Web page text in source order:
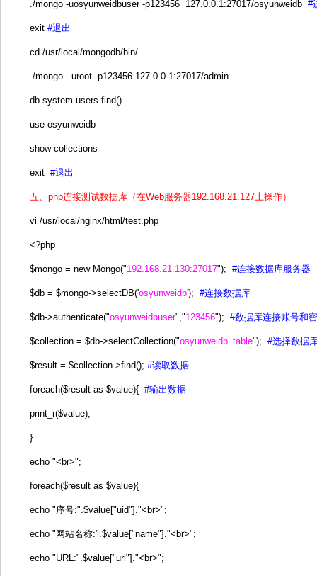
./mongo -uosyunweidbuser -p123456 127.0.0.1:27017/osyunweidb #
exit #退出
cd /usr/local/mongodb/bin/
./mongo -uroot -p123456 127.0.0.1:27017/admin
db.system.users.find()
use osyunweidb
show collections
exit #退出
五、php连接测试数据库（在Web服务器192.168.21.127上操作）
vi /usr/local/nginx/html/test.php
<?php
$mongo = new Mongo("192.168.21.130:27017"); #连接数据库服务器
$db = $mongo->selectDB('osyunweidb'); #连接数据库
$db->authenticate("osyunweidbuser","123456"); #数据库连接账号和
$collection = $db->selectCollection("osyunweidb_table"); #选择数据
$result = $collection->find(); #读取数据
foreach($result as $value){ #输出数据
print_r($value);
}
echo "<br>";
foreach($result as $value){
echo "序号:".$value["uid"]."<br>";
echo "网站名称:".$value["name"]."<br>";
echo "URL:".$value["url"]."<br>";